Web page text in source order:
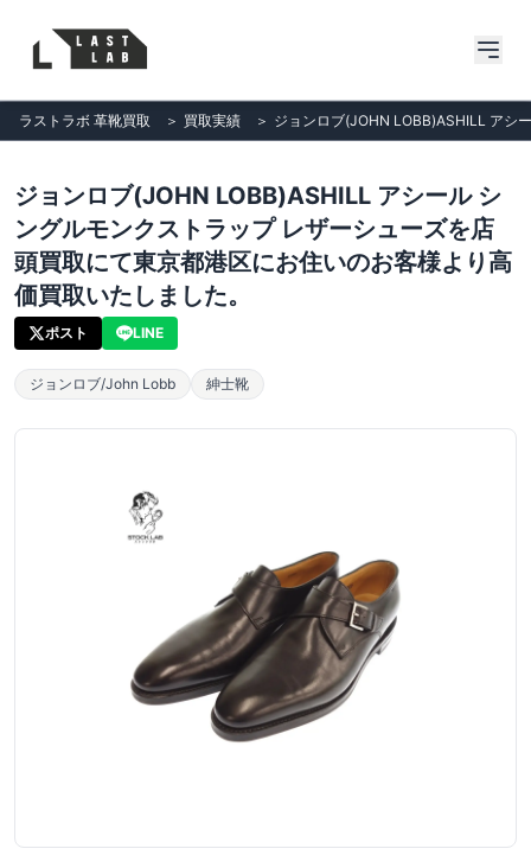
ラストラボ 革靴買取 ＞ 買取実績 ＞ ジョンロブ(JOHN LOBB)ASHILL アシ
ジョンロブ(JOHN LOBB)ASHILL アシール シ
ングルモンクストラップ レザーシューズを店
頭買取にて東京都港区にお住いのお客様より高
価買取いたしました。
ポスト LINE
ジョンロブ/John Lobb 紳士靴